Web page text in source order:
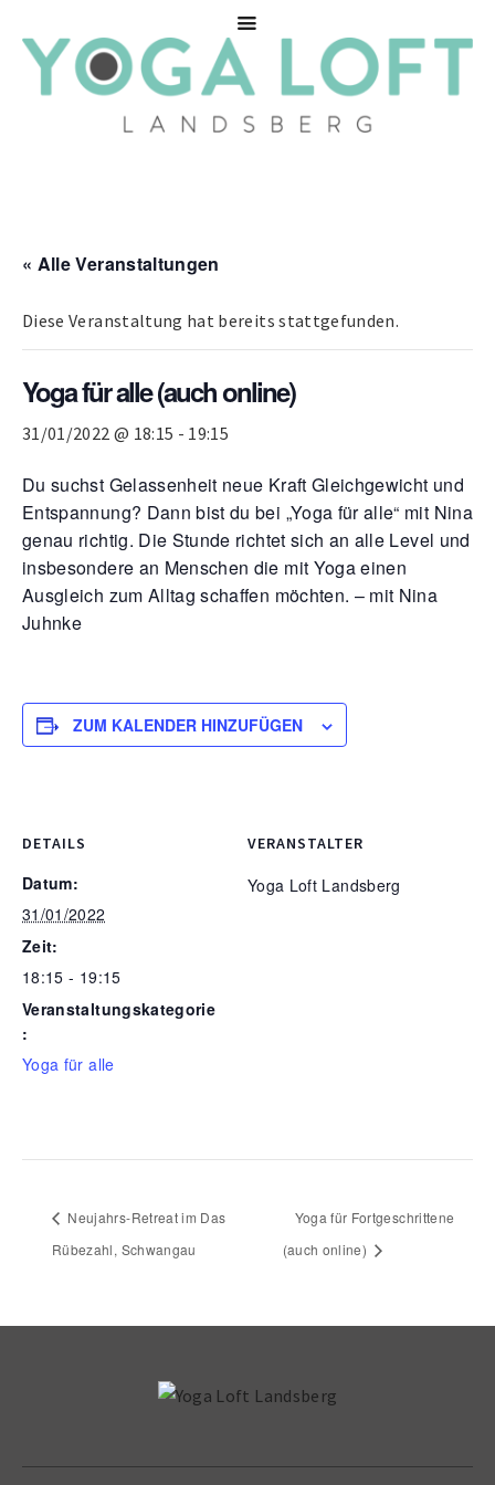
« Alle Veranstaltungen
Diese Veranstaltung hat bereits stattgefunden.
Yoga für alle (auch online)
31/01/2022 @ 18:15 - 19:15
Du suchst Gelassenheit neue Kraft Gleichgewicht und
Entspannung? Dann bist du bei „Yoga für alle“ mit Nina
genau richtig. Die Stunde richtet sich an alle Level und
insbesondere an Menschen die mit Yoga einen
Ausgleich zum Alltag schaffen möchten. – mit Nina
Juhnke
ZUM KALENDER HINZUFÜGEN
DETAILS
Datum:
31/01/2022
Zeit:
18:15 - 19:15
Veranstaltungskategorie
:
Yoga für alle
VERANSTALTER
Yoga Loft Landsberg
Neujahrs-Retreat im Das
Rübezahl, Schwangau
Yoga für Fortgeschrittene
(auch online)